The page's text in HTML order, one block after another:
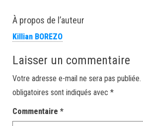
À propos de l’auteur
Killian BOREZO
Laisser un commentaire
Votre adresse e-mail ne sera pas publiée.
obligatoires sont indiqués avec *
Commentaire *